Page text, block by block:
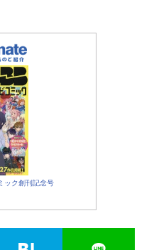
ック創刊記念号